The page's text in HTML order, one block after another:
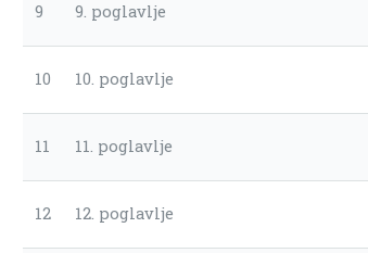
9 9. poglavlje
10 10. poglavlje
11 11. poglavlje
12 12. poglavlje